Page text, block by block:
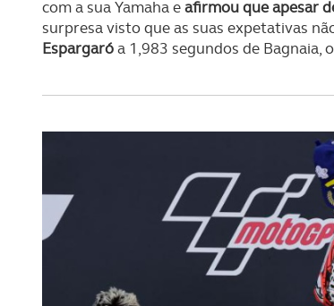
Consulte a
com a sua Yamaha eafirmou que apesar
surpresa visto que as suas expetativas
Espargaróa 1,983 segundos de Bagnaia,